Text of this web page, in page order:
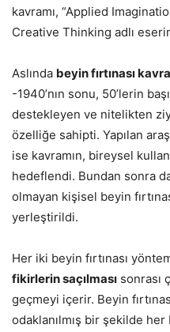
kavramı, “Applied
Creative Thinking adlı
Aslında beyin fırtınası
-1940’nın sonu, 50’lerin
destekleyen ve nitelikten
özelliğe sahipti. Yapılan
ise kavramın, bireysel
hedeflendi. Bundan sonra
olmayan kişisel beyin
yerleştirildi.
Her iki beyin fırtınası
fikirlerin saçılması sonrası
geçmeyi içerir. Beyin
odaklanılmış bir şekilde